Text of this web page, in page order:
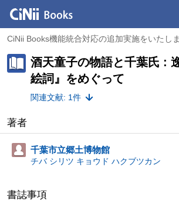
CiNii Books機能統合対応の追加実施をいたし
酒天童子の物語と千葉氏 :
絵詞』をめぐって
関連文献: 1件
著者
千葉市立郷土博物館
チバ シリツ キョウド ハクブツカン
書誌事項